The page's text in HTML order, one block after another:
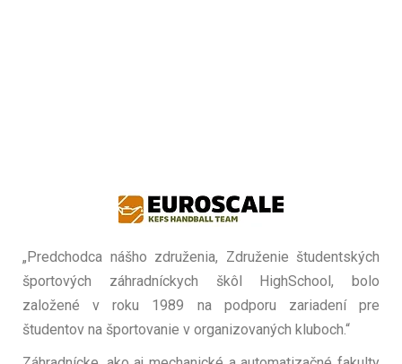
„Predchodca nášho združenia, Združenie študentských
športových záhradníckych škôl HighSchool, bolo
založené v roku 1989 na podporu zariadení pre
študentov na športovanie v organizovaných kluboch.“